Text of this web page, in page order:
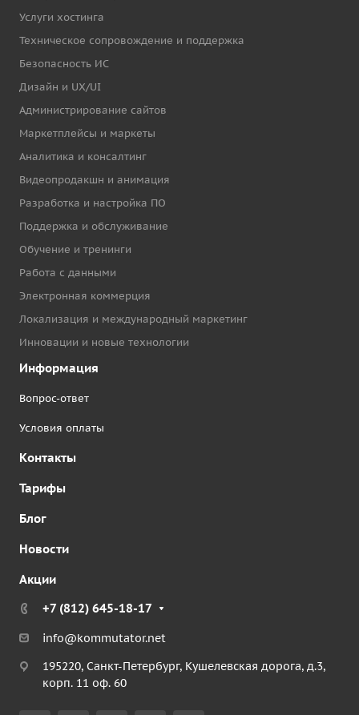
Услуги хостинга
Техническое сопровождение и поддержка
Безопасность ИС
Дизайн и UX/UI
Администрирование сайтов
Маркетплейсы и маркеты
Аналитика и консалтинг
Видеопродакшн и анимация
Разработка и настройка ПО
Поддержка и обслуживание
Обучение и тренинги
Работа с данными
Электронная коммерция
Локализация и международный маркетинг
Инновации и новые технологии
Информация
Вопрос-ответ
Условия оплаты
Контакты
Тарифы
Блог
Новости
Акции
+7 (812) 645-18-17
info@kommutator.net
195220, Санкт-Петербург, Кушелевская дорога, д.3,
корп. 11 оф. 60